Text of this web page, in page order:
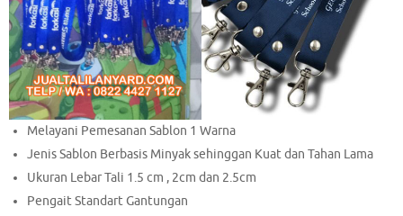
Melayani Pemesanan Sablon 1 Warna
Jenis Sablon Berbasis Minyak sehinggan Kuat dan Tahan Lama
Ukuran Lebar Tali 1.5 cm , 2cm dan 2.5cm
Pengait Standart Gantungan